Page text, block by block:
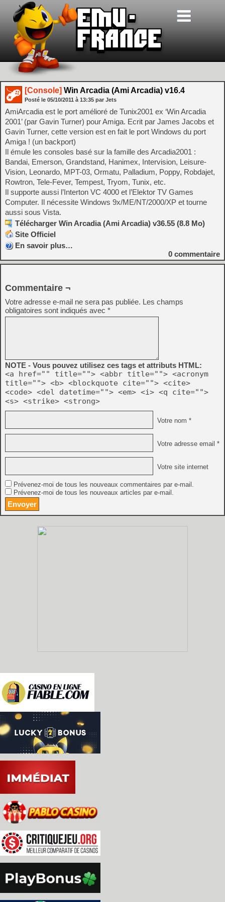
[Console] Win Arcadia (Ami Arcadia) v16.4
Posté le 05/10/2011 à 13:35 par Jets
AmiArcadia est le port amélioré de Tunix2001 ex ‘Win Arcadia
2001’ (par Gavin Turner) pour Amiga. Ecrit par James Jacobs et
Gavin Turner, cette version est en fait le port Windows du port
Amiga ! (un backport)
Il émule les consoles basé sur la famille des Arcadia2001 :
Bandai, Emerson, Grandstand, Hanimex, Intervision, Leisure-
Vision, Leonardo, MPT-03, Ormatu, Palladium, Poppy, Robdajet,
Rowtron, Tele-Fever, Tempest, Tryom, Tunix, etc.
Il supporte aussi l’Interton VC 4000 et l’Elektor TV Games
Computer. Il nécessite Windows 9x/ME/NT/2000/XP et tourne
aussi sous Vista.
Télécharger Win Arcadia (Ami Arcadia) v36.55 (8.8 Mo)
Site Officiel
En savoir plus…
0 commentaire
Commentaire ¬
Votre adresse e-mail ne sera pas publiée. Les champs
obligatoires sont indiqués avec *
NOTE - Vous pouvez utilisez ces tags et attributs HTML:
<a href="" title=""> <abbr title=""> <acronym
title=""> <b> <blockquote cite=""> <cite>
<code> <del datetime=""> <em> <i> <q cite="">
<s> <strike> <strong>
Votre nom *
Votre adresse email *
Votre site internet
Prévenez-moi de tous les nouveaux commentaires par e-mail.
Prévenez-moi de tous les nouveaux articles par e-mail.